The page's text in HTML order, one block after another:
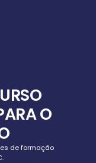
O
de formação